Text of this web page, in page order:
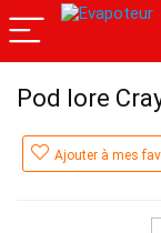
Pod Iore
Ajouter à mes